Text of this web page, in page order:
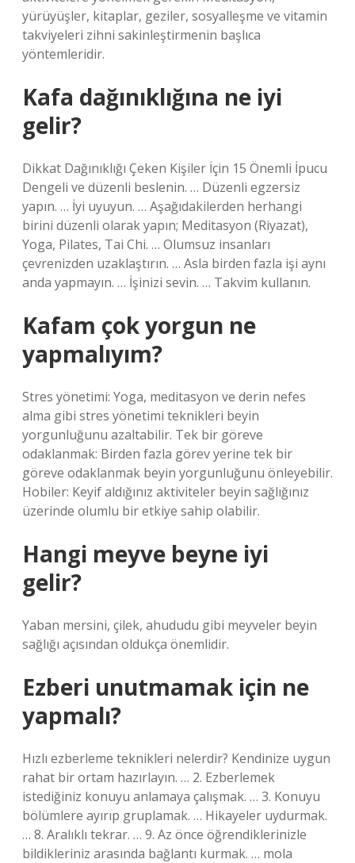
yürüyüşler, kitaplar, geziler, sosyalleşme ve vitamin
takviyeleri zihni sakinleştirmenin başlıca
yöntemleridir.
Kafa dağınıklığına ne iyi
gelir?
Dikkat Dağınıklığı Çeken Kişiler İçin 15 Önemli İpucu
Dengeli ve düzenli beslenin. … Düzenli egzersiz
yapın. … İyi uyuyun. … Aşağıdakilerden herhangi
birini düzenli olarak yapın; Meditasyon (Riyazat),
Yoga, Pilates, Tai Chi. … Olumsuz insanları
çevrenizden uzaklaştırın. … Asla birden fazla işi aynı
anda yapmayın. … İşinizi sevin. … Takvim kullanın.
Kafam çok yorgun ne
yapmalıyım?
Stres yönetimi: Yoga, meditasyon ve derin nefes
alma gibi stres yönetimi teknikleri beyin
yorgunluğunu azaltabilir. Tek bir göreve
odaklanmak: Birden fazla görev yerine tek bir
göreve odaklanmak beyin yorgunluğunu önleyebilir.
Hobiler: Keyif aldığınız aktiviteler beyin sağlığınız
üzerinde olumlu bir etkiye sahip olabilir.
Hangi meyve beyne iyi
gelir?
Yaban mersini, çilek, ahududu gibi meyveler beyin
sağlığı açısından oldukça önemlidir.
Ezberi unutmamak için ne
yapmalı?
Hızlı ezberleme teknikleri nelerdir? Kendinize uygun
rahat bir ortam hazırlayın. … 2. Ezberlemek
istediğiniz konuyu anlamaya çalışmak. … 3. Konuyu
bölümlere ayırıp gruplamak. … Hikayeler uydurmak.
… 8. Aralıklı tekrar. … 9. Az önce öğrendiklerinizle
bildikleriniz arasında bağlantı kurmak. … mola